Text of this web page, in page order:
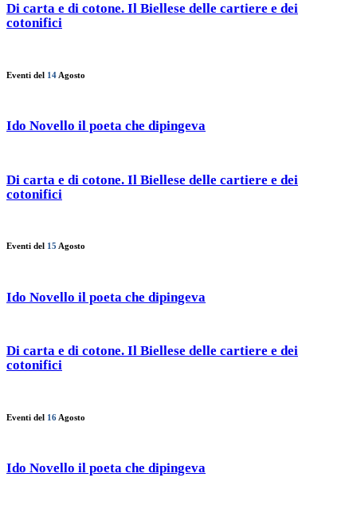
Di carta e di cotone. Il Biellese delle cartiere e dei
cotonifici
Eventi del 14 Agosto
Ido Novello il poeta che dipingeva
Di carta e di cotone. Il Biellese delle cartiere e dei
cotonifici
Eventi del 15 Agosto
Ido Novello il poeta che dipingeva
Di carta e di cotone. Il Biellese delle cartiere e dei
cotonifici
Eventi del 16 Agosto
Ido Novello il poeta che dipingeva